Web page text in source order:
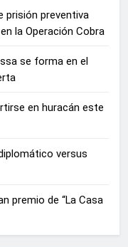
prisión preventiva
la Operación Cobra
se forma en el
en huracán este
versus
premio de “La Casa